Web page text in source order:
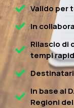
Valido per
In
Rilascio di
tempi
In base al
Regioni